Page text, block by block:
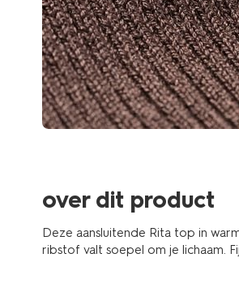
over dit product
Deze aansluitende Rita top in
ribstof valt soepel om je lichaam.